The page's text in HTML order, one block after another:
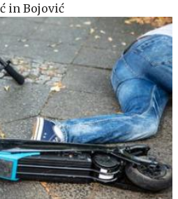
in Bojović